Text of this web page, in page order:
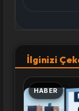
İlginizi
HABER